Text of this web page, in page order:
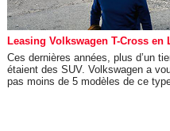
Leasing Volkswagen T-Cross en
Ces dernières années, plus d’un
étaient des SUV. Volkswagen a
pas moins de 5 modèles de ce